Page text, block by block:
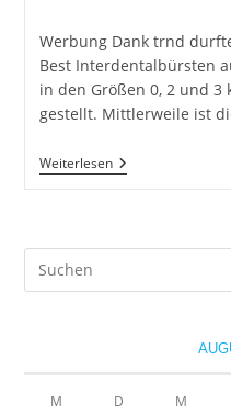
Werbung Dank trnd
Best Interdentalbürsten
in den Größen 0, 2 und
gestellt. Mittlerweile ist
WeiterlesenDr.
Best
M D M